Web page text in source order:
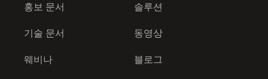
홍보 문서 솔루션
기술 문서 동영상
웨비나 블로그